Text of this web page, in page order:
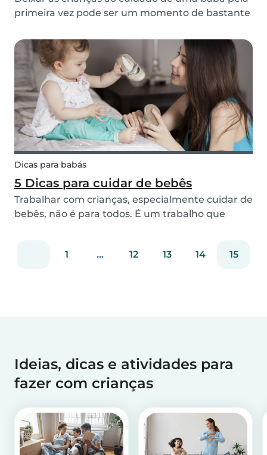
primeira vez pode ser um momento de bastante
dicas para que este seja um momento mais leve
tanto para você quanto para as crianças.
Dicas para babás
5 Dicas para cuidar de bebês
Trabalhar com crianças, especialmente cuidar de
bebês, não é para todos. É um trabalho que
para você conseguir lidar com as tarefas mais
1 ... 12 13 14 15
Ideias, dicas e atividades para
fazer com crianças